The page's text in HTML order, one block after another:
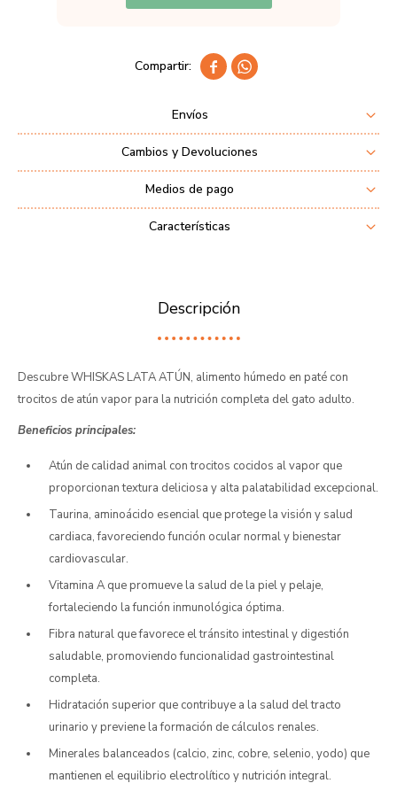
 
Envíos
Cambios y Devoluciones
Medios de pago
Características
Descripción
Descubre WHISKAS LATA ATÚN, alimento húmedo en paté con
trocitos de atún vapor para la nutrición completa del gato adulto.
Beneficios principales:
Atún de calidad animal con trocitos cocidos al vapor que
proporcionan textura deliciosa y alta palatabilidad excepcional.
Taurina, aminoácido esencial que protege la visión y salud
cardiaca, favoreciendo función ocular normal y bienestar
cardiovascular.
Vitamina A que promueve la salud de la piel y pelaje,
fortaleciendo la función inmunológica óptima.
Fibra natural que favorece el tránsito intestinal y digestión
saludable, promoviendo funcionalidad gastrointestinal
completa.
Hidratación superior que contribuye a la salud del tracto
urinario y previene la formación de cálculos renales.
Minerales balanceados (calcio, zinc, cobre, selenio, yodo) que
mantienen el equilibrio electrolítico y nutrición integral.